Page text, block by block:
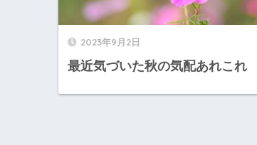
2023年9月2日
最近気づいた秋の気配あれこれ